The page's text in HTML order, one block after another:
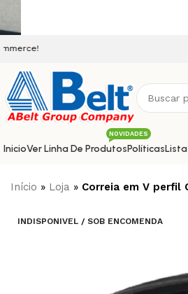
InicioVer Linha De Produtos
NOVIDADES
Políticas
Início » Loja » Correia em V perfil
INDISPONIVEL / SOB ENCOMENDA